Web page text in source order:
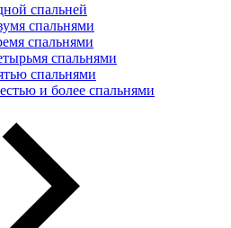
спальней
спальнями
спальнями
спальнями
спальнями
и более спальнями